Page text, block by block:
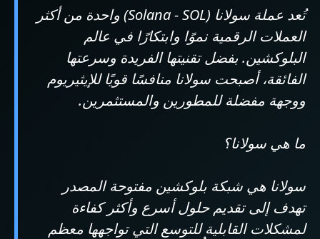
تُعد عملة سولانا (Solana - SOL) واحدة من أكثر
العملات الرقمية نموًا وابتكارًا في عالم
البلوكشين. بفضل تقنيتها الفريدة وسرعتها
الفائقة، أصبحت سولانا منافسًا قويًا للإيثيريوم
ووجهة مفضلة للمطورين والمستثمرين.
ما هي سولانا؟
سولانا هي شبكة بلوكشين مفتوحة المصدر
تهدف إلى تقديم حلول أسرع وأكثر كفاءة
لمشكلات القابلية للتوسع التي تواجهها معظم